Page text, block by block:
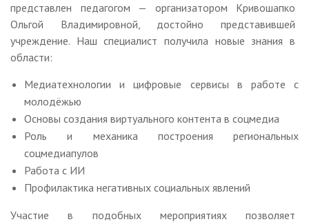
представлен педагогом — организатором Кривошапко
Ольгой Владимировной, достойно представившей
учреждение. Наш специалист получила новые знания в
области:
Медиатехнологии и цифровые сервисы в работе с
молодёжью
Основы создания виртуального контента в соцмедиа
Роль и механика построения региональных
соцмедиапулов
Работа с ИИ
Профилактика негативных социальных явлений
Участие в подобных мероприятиях позволяет